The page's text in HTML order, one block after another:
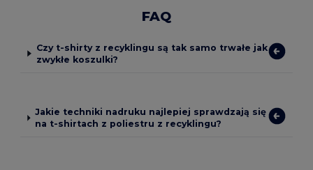
FAQ
Czy t-shirty z recyklingu są tak samo trwałe jak
zwykłe koszulki?
Jakie techniki nadruku najlepiej sprawdzają się
na t-shirtach z poliestru z recyklingu?